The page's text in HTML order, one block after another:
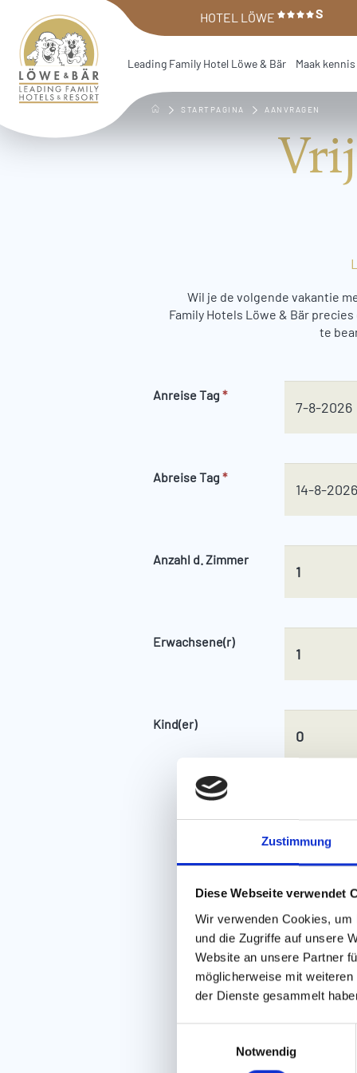
Zustimmung
Diese Webseite verwendet
Wir verwenden Cookies,
und die Zugriffe auf unsere
Website an unsere Partner
möglicherweise mit
der Dienste gesammelt
Notwendig
Terug naar het overzicht
Ga naar de inhoudsopgave
Ga naar de hoofdnavigatie
Vrijblijvend een offerte aanvragen
HOTEL LÖWE S
Leading Family Hotel Löwe & Bär Maak
STARTPAGINA AANVRAGEN
Wil je de volgende vakantie
Family Hotels Löwe & Bär
te
Anreise Tag *
Abreise Tag *
Anzahl d. Zimmer
Erwachsene(r)
Kind(er)